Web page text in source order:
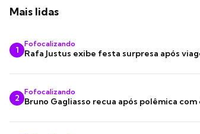
Mais lidas
1
Fofocalizando
Rafa Justus exibe festa surpresa após
2
Fofocalizando
Bruno Gagliasso recua após polêmica